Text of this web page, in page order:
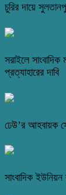
চুরির দায়ে
সরাইলে সাংবাদিক
প্রত্যাহারের দাবি
ঢেউ’র আহবায়ক
সাংবাদিক